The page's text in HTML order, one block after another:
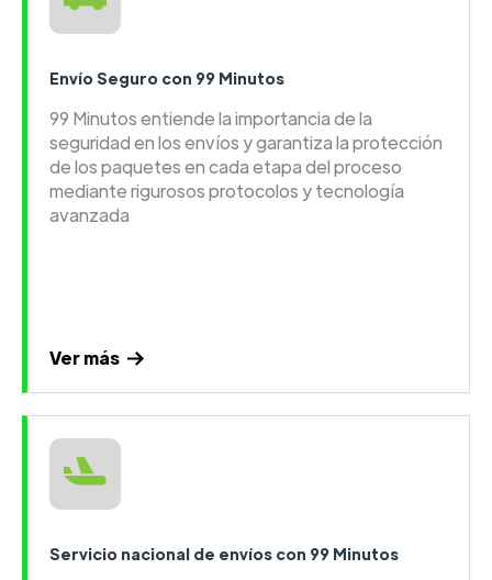
Envío Seguro con 99 Minutos
99 Minutos entiende la importancia de la
seguridad en los envíos y garantiza la protección
de los paquetes en cada etapa del proceso
mediante rigurosos protocolos y tecnología
avanzada
Ver más
Servicio nacional de envíos con 99 Minutos